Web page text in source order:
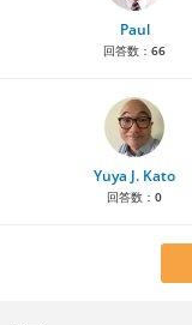
Paul
回答数： 66
Yuya J. Kato
回答数： 0